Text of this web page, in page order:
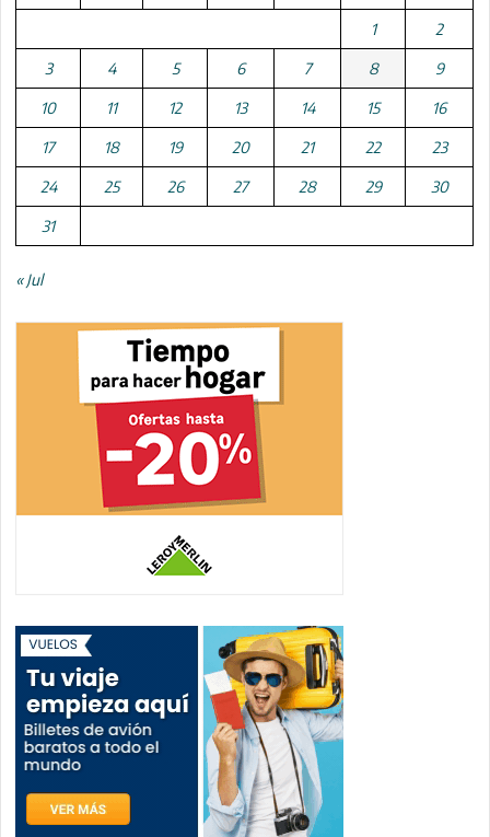
1 2
3 4 5 6 7 8 9
10 11 12 13 14 15 16
17 18 19 20 21 22 23
24 25 26 27 28 29 30
31
« Jul